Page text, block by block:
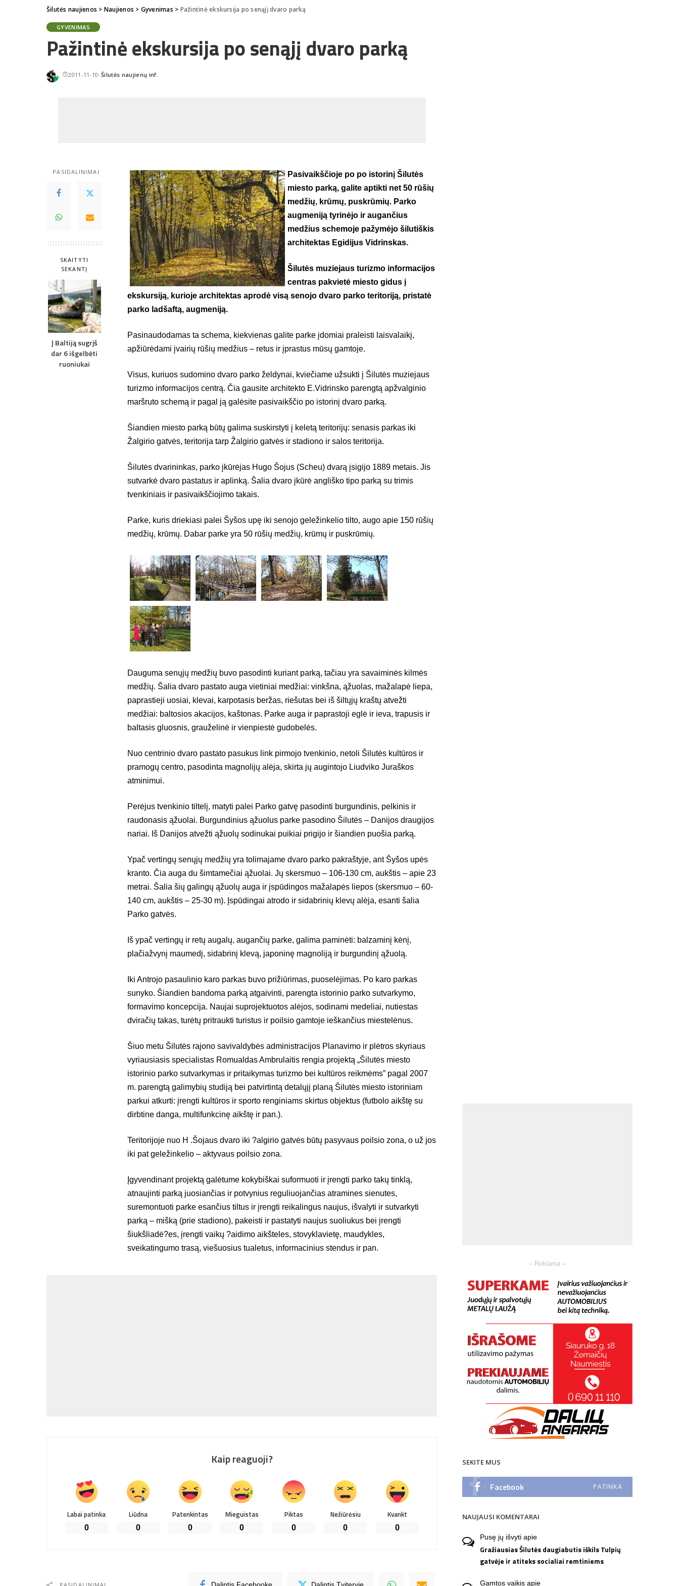
Šilutės naujienos > Naujienos > Gyvenimas > Pažintinė ekskursija po senąjį dvaro parką
GYVENIMAS
Pažintinė ekskursija po senąjį dvaro parką
2011-11-10Posted
Šilutės naujienų inf.
PASIDALINIMAI
SKAITYTI
SEKANTĮ
Į Baltiją sugrįš
dar 6 išgelbėti
ruoniukai
Pasivaikščioje po po istorinį Šilutės
miesto parką, galite aptikti net 50 rūšių
medžių, krūmų, puskrūmių. Parko
augmeniją tyrinėjo ir augančius
medžius schemoje pažymėjo šilutiškis
architektas Egidijus Vidrinskas.
Šilutės muziejaus turizmo informacijos
centras pakvietė miesto gidus į
ekskursiją, kurioje architektas aprodė visą senojo dvaro parko teritoriją, pristatė
parko ladšaftą, augmeniją.
Pasinaudodamas ta schema, kiekvienas galite parke įdomiai praleisti laisvalaikį,
apžiūrėdami įvairių rūšių medžius – retus ir įprastus mūsų gamtoje.
Visus, kuriuos sudomino dvaro parko želdynai, kviečiame užsukti į Šilutės muziejaus
turizmo informacijos centrą. Čia gausite architekto E.Vidrinsko parengtą apžvalginio
maršruto schemą ir pagal ją galėsite pasivaikščio po istorinį dvaro parką.
Šiandien miesto parką būtų galima suskirstyti į keletą teritorijų: senasis parkas iki
Žalgirio gatvės, teritorija tarp Žalgirio gatvės ir stadiono ir salos teritorija.
Šilutės dvarininkas, parko įkūrėjas Hugo Šojus (Scheu) dvarą įsigijo 1889 metais. Jis
sutvarkė dvaro pastatus ir aplinką. Šalia dvaro įkūrė angliško tipo parką su trimis
tvenkiniais ir pasivaikščiojimo takais.
Parke, kuris driekiasi palei Šyšos upę iki senojo geležinkelio tilto, augo apie 150 rūšių
medžių, krūmų. Dabar parke yra 50 rūšių medžių, krūmų ir puskrūmių.
Dauguma senųjų medžių buvo pasodinti kuriant parką, tačiau yra savaiminės kilmės
medžių. Šalia dvaro pastato auga vietiniai medžiai: vinkšna, ąžuolas, mažalapė liepa,
paprastieji uosiai, klevai, karpotasis beržas, riešutas bei iš šiltųjų kraštų atvežti
medžiai: baltosios akacijos, kaštonas. Parke auga ir paprastoji eglė ir ieva, trapusis ir
baltasis gluosnis, grauželinė ir vienpiestė gudobelės.
Nuo centrinio dvaro pastato pasukus link pirmojo tvenkinio, netoli Šilutės kultūros ir
pramogų centro, pasodinta magnolijų alėja, skirta jų augintojo Liudviko Juraškos
atminimui.
Perėjus tvenkinio tiltelį, matyti palei Parko gatvę pasodinti burgundinis, pelkinis ir
raudonasis ąžuolai. Burgundinius ąžuolus parke pasodino Šilutės – Danijos draugijos
nariai. Iš Danijos atvežti ąžuolų sodinukai puikiai prigijo ir šiandien puošia parką.
Ypač vertingų senųjų medžių yra tolimajame dvaro parko pakraštyje, ant Šyšos upės
kranto. Čia auga du šimtamečiai ąžuolai. Jų skersmuo – 106-130 cm, aukštis – apie 23
metrai. Šalia šių galingų ąžuolų auga ir įspūdingos mažalapės liepos (skersmuo – 60-
140 cm, aukštis – 25-30 m). Įspūdingai atrodo ir sidabrinių klevų alėja, esanti šalia
Parko gatvės.
Iš ypač vertingų ir retų augalų, augančių parke, galima paminėti: balzaminį kėnį,
plačiažvynį maumedį, sidabrinį klevą, japoninę magnoliją ir burgundinį ąžuolą.
Iki Antrojo pasaulinio karo parkas buvo prižiūrimas, puoselėjimas. Po karo parkas
sunyko. Šiandien bandoma parką atgaivinti, parengta istorinio parko sutvarkymo,
formavimo koncepcija. Naujai suprojektuotos alėjos, sodinami medeliai, nutiestas
dviračių takas, turėtų pritraukti turistus ir poilsio gamtoje ieškančius miestelėnus.
Šiuo metu Šilutės rajono savivaldybės administracijos Planavimo ir plėtros skyriaus
vyriausiasis specialistas Romualdas Ambrulaitis rengia projektą „Šilutės miesto
istorinio parko sutvarkymas ir pritaikymas turizmo bei kultūros reikmėms” pagal 2007
m. parengtą galimybių studiją bei patvirtintą detalųjį planą Šilutės miesto istoriniam
parkui atkurti: įrengti kultūros ir sporto renginiams skirtus objektus (futbolo aikštę su
dirbtine danga, multifunkcinę aikštę ir pan.).
Teritorijoje nuo H .Šojaus dvaro iki ?algirio gatvės būtų pasyvaus poilsio zona, o už jos
iki pat geležinkelio – aktyvaus poilsio zona.
Įgyvendinant projektą galėtume kokybiškai suformuoti ir įrengti parko takų tinklą,
atnaujinti parką juosiančias ir potvynius reguliuojančias atramines sienutes,
suremontuoti parke esančius tiltus ir įrengti reikalingus naujus, išvalyti ir sutvarkyti
parką – mišką (prie stadiono), pakeisti ir pastatyti naujus suoliukus bei įrengti
šiukšliadė?es, įrengti vaikų ?aidimo aikšteles, stovyklavietę, maudykles,
sveikatingumo trasą, viešuosius tualetus, informacinius stendus ir pan.
Kaip reaguoji?
Labai patinka
0
Liūdna
0
Patenkintas
0
Mieguistas
0
Piktas
0
Nežiūrėsiu
0
Kvankt
0
– Reklama –
SEKITE MUS
Facebook PATINKA
NAUJAUSI KOMENTARAI
Pusę jų išvyti apie
Gražiausias Šilutės daugiabutis iškils Tulpių
gatvėje ir atiteks socialiai remtiniems
Gamtos vaikis apie